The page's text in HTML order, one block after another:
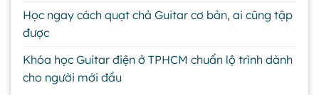
Học ngay cách quạt chả Guitar cơ bản, ai cũng tập
được
Khóa học Guitar điện ở TPHCM chuẩn lộ trình dành
cho người mới đầu